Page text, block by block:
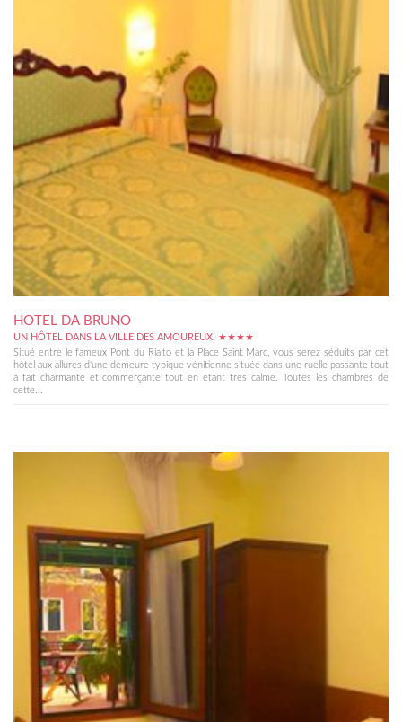
HOTEL DA BRUNO
UN HÔTEL DANS LA VILLE DES AMOUREUX. ★★★★
Situé entre le fameux Pont du Rialto et la Place Saint Marc, vous serez séduits par cet
hôtel aux allures d'une demeure typique vénitienne située dans une ruelle passante tout
à fait charmante et commerçante tout en étant très calme. Toutes les chambres de
cette...